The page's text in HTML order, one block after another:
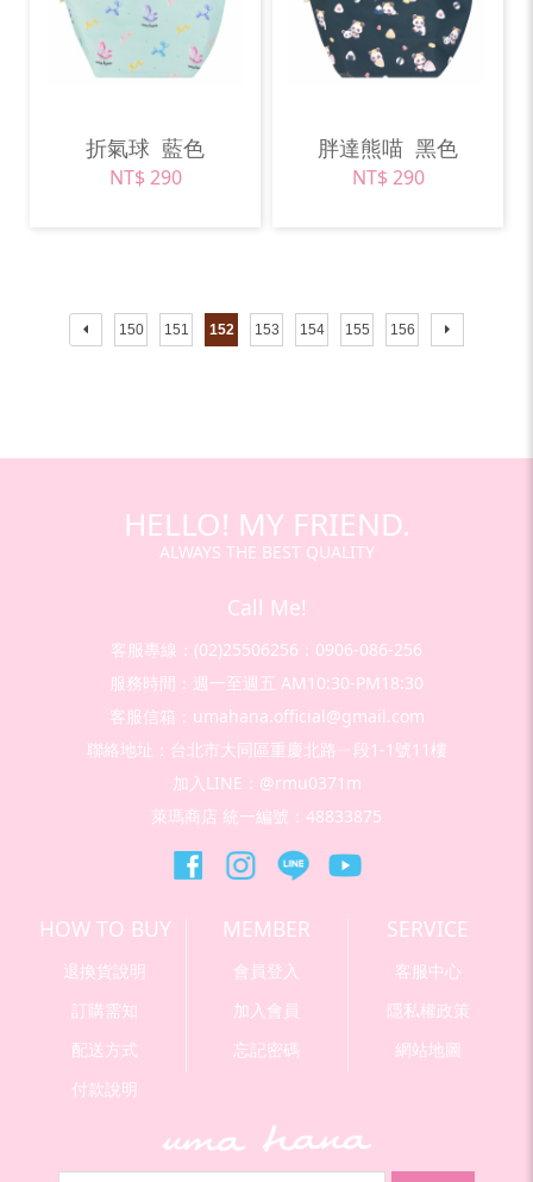
折氣球 藍色
NT$ 290
胖達熊喵 黑色
NT$ 290
150 151 152 153 154 155 156
HELLO! MY FRIEND.
ALWAYS THE BEST QUALITY
Call Me!
客服專線：(02)25506256；0906-086-256
服務時間：週一至週五 AM10:30-PM18:30
客服信箱：umahana.official@gmail.com
聯絡地址：台北市大同區重慶北路ㄧ段1-1號11樓
加入LINE：@rmu0371m
萊瑪商店 統一編號：48833875
HOW TO BUY
退換貨說明
訂購需知
配送方式
付款說明
MEMBER
會員登入
加入會員
忘記密碼
SERVICE
客服中心
隱私權政策
網站地圖